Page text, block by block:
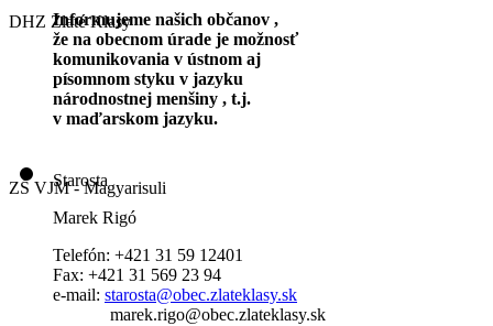
DHZ Zlaté Klasy
ZŠ VJM - Magyarisuli
Informujeme našich občanov ,
že na obecnom úrade je možnosť
komunikovania v ústnom aj
písomnom styku v jazyku
národnostnej menšiny , t.j.
v maďarskom jazyku.
Starosta
Marek Rigó
Telefón: +421 31 59 12401
Fax: +421 31 569 23 94
e-mail: starosta@obec.zlateklasy.sk
marek.rigo@obec.zlateklasy.sk